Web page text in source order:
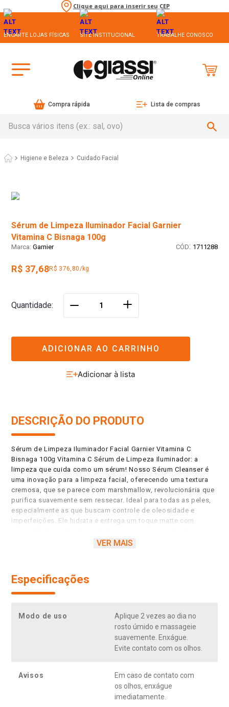
Clique aqui para inserir seu CEP
ENCARTE LOJAS FÍSICAS SITE INSTITUCIONAL TRABALHE CONOSCO
Compra rápida Lista de compras
Higiene e Beleza Cuidado Facial
Sérum de Limpeza Iluminador Facial Garnier
Vitamina C Bisnaga 100g
Garnier : 1711288
R$ 37,68R$ 376,80/kg
Quantidade ＋
ADICIONAR AO CARRINHO
DESCRIÇÃO DO PRODUTO
Sérum de Limpeza Iluminador Facial Garnier Vitamina C
Bisnaga 100g Vitamina C Sérum de Limpeza Iluminador: a
limpeza que cuida como um sérum! Nosso Sérum Cleanser é
uma inovação para a limpeza facial, oferecendo uma textura
cremosa, que se parece com marshmallow, revolucionária que
purifica suavemente sem ressecar. Ideal para todas as peles,
especialmente as que buscam controle de oleosidade e
imperfeições. Ele hidrata e entrega um toque matte com
fórmula age como um sérum, reduzindo a oleosidade do
pele visivelmente mais saudável.
VER MAIS
Especificações
Modo de uso
Aplique 2 vezes ao dia no
rosto úmido e massageie
suavemente. Enxágue.
Evite contato com os olhos.
Avisos
Em caso de contato com
os olhos, enxágue
imediatamente.